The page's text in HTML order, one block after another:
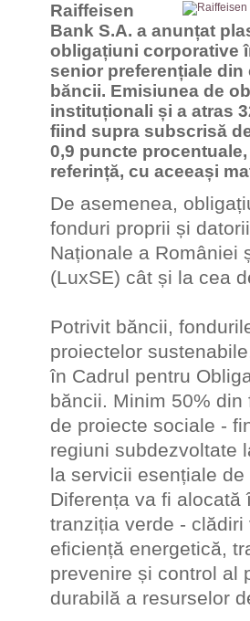
Raiffeisen
Bank S.A. a anunțat
obligațiuni corporative
senior preferențiale
băncii. Emisiunea de
instituționali și a atras
fiind supra subscrisă
0,9 puncte
referință, cu aceeași
De asemenea,
fonduri proprii și
Naționale a României
(LuxSE) cât și la cea
Potrivit băncii,
proiectelor
în Cadrul pentru
băncii. Minim 50%
de proiecte sociale -
regiuni subdezvoltate
la servicii esențiale
Diferența va fi
tranziția verde -
eficiență energetică,
prevenire și control al
durabilă a resurselor